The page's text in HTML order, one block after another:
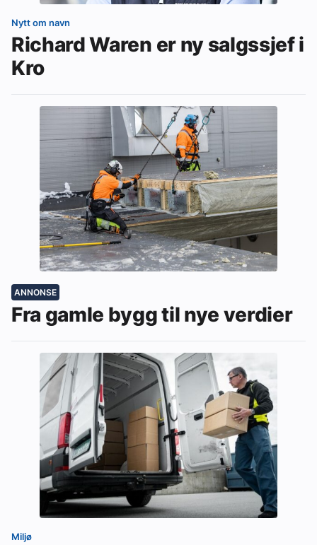
Nytt om navn
Richard Waren er ny salgssjef i
Kro
ANNONSE
Fra gamle bygg til nye verdier
Miljø